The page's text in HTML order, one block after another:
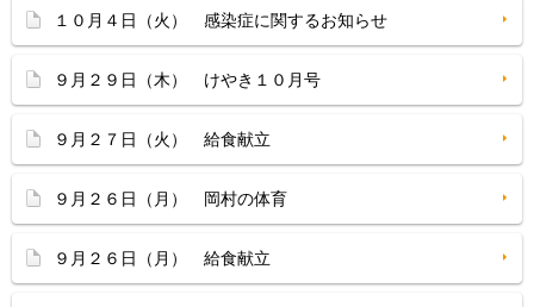
１０月４日（火） 感染症に関するお知らせ
９月２９日（木） けやき１０月号
９月２７日（火） 給食献立
９月２６日（月） 岡村の体育
９月２６日（月） 給食献立